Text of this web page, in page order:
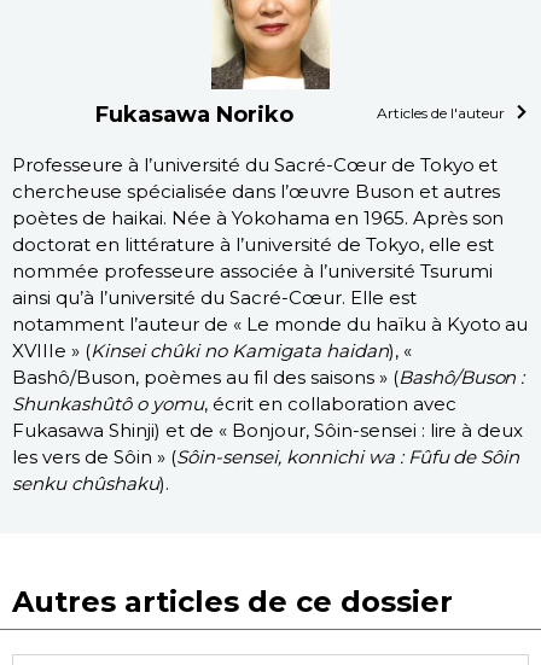
Fukasawa Noriko Articles de l'auteur
Professeure à l’université du Sacré-Cœur de Tokyo et
chercheuse spécialisée dans l’œuvre Buson et autres
poètes de haikai. Née à Yokohama en 1965. Après son
doctorat en littérature à l’université de Tokyo, elle est
nommée professeure associée à l’université Tsurumi
ainsi qu’à l’université du Sacré-Cœur. Elle est
notamment l’auteur de « Le monde du haïku à Kyoto au
XVIIIe » (Kinsei chûki no Kamigata haidan), «
Bashô/Buson, poèmes au fil des saisons » (Bashô/Buson :
Shunkashûtô o yomu, écrit en collaboration avec
Fukasawa Shinji) et de « Bonjour, Sôin-sensei : lire à deux
les vers de Sôin » (Sôin-sensei, konnichi wa : Fûfu de Sôin
senku chûshaku).
Autres articles de ce dossier